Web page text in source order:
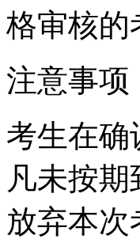
格审核的
注意事项
考生在确
凡未按
放弃本次